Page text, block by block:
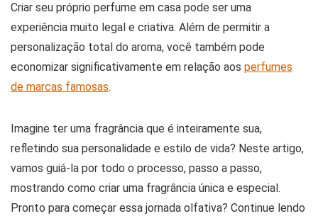
Criar seu próprio perfume em casa pode ser uma
experiência muito legal e criativa. Além de permitir a
personalização total do aroma, você também pode
economizar significativamente em relação aos perfumes
de marcas famosas.
Imagine ter uma fragrância que é inteiramente sua,
refletindo sua personalidade e estilo de vida? Neste artigo,
vamos guiá-la por todo o processo, passo a passo,
mostrando como criar uma fragrância única e especial.
Pronto para começar essa jornada olfativa? Continue lendo